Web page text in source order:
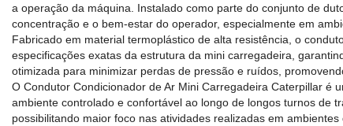
a operação da máquina. Instalado como parte do conjunto de
concentração e o bem-estar do operador, especialmente em
Fabricado em material termoplástico de alta resistência, o
especificações exatas da estrutura da mini carregadeira,
otimizada para minimizar perdas de pressão e ruídos,
O Condutor Condicionador de Ar Mini Carregadeira Caterpillar é
ambiente controlado e confortável ao longo de longos turnos de
possibilitando maior foco nas atividades realizadas em